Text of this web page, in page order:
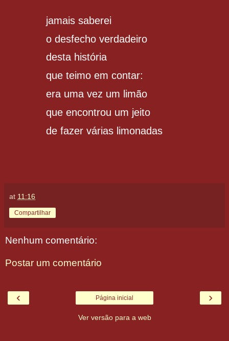
jamais saberei
o desfecho verdadeiro
desta história
que teimo em contar:
era uma vez um limão
que encontrou um jeito
de fazer várias limonadas
at 11:16
Compartilhar
Nenhum comentário:
Postar um comentário
‹ ›
Página inicial
Ver versão para a web